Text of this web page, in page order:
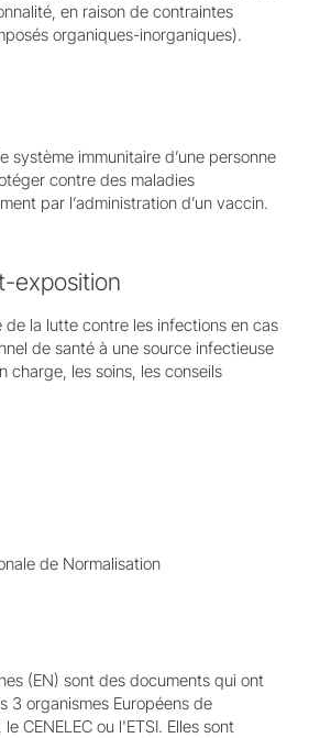
en raison de contraintes
organiques-inorganiques).
système immunitaire d’une personne
contre des maladies
par l’administration d’un vaccin.
exposition
la lutte contre les infections en cas
de santé à une source infectieuse
charge, les soins, les conseils
de Normalisation
(EN) sont des documents qui ont
3 organismes Européens de
CENELEC ou l'ETSI. Elles sont